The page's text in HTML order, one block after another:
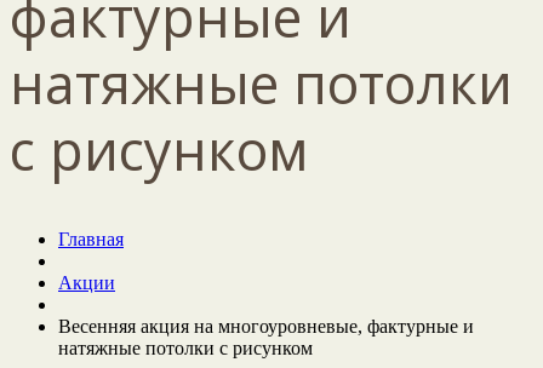
фактурные и
натяжные потолки
с рисунком
Главная
Акции
Весенняя акция на многоуровневые, фактурные и
натяжные потолки с рисунком